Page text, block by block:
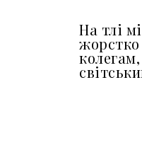
На тлі